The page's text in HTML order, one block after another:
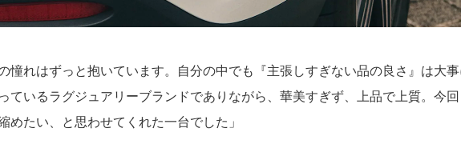
憧れはずっと抱いています。自分の中でも『主張しすぎない品の良さ』は大
ているラグジュアリーブランドでありながら、華美すぎず、上品で上質。今
めたい、と思わせてくれた一台でした」